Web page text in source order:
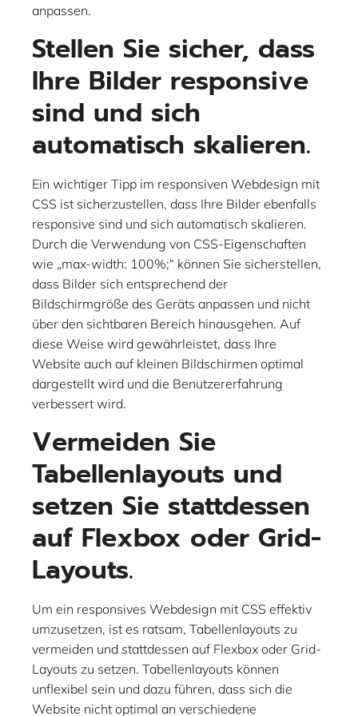
anpassen.
Stellen Sie sicher, dass
Ihre Bilder responsive
sind und sich
automatisch skalieren.
Ein wichtiger Tipp im responsiven Webdesign mit
CSS ist sicherzustellen, dass Ihre Bilder ebenfalls
responsive sind und sich automatisch skalieren.
Durch die Verwendung von CSS-Eigenschaften
wie „max-width: 100%;“ können Sie sicherstellen,
dass Bilder sich entsprechend der
Bildschirmgröße des Geräts anpassen und nicht
über den sichtbaren Bereich hinausgehen. Auf
diese Weise wird gewährleistet, dass Ihre
Website auch auf kleinen Bildschirmen optimal
dargestellt wird und die Benutzererfahrung
verbessert wird.
Vermeiden Sie
Tabellenlayouts und
setzen Sie stattdessen
auf Flexbox oder Grid-
Layouts.
Um ein responsives Webdesign mit CSS effektiv
umzusetzen, ist es ratsam, Tabellenlayouts zu
vermeiden und stattdessen auf Flexbox oder Grid-
Layouts zu setzen. Tabellenlayouts können
unflexibel sein und dazu führen, dass sich die
Website nicht optimal an verschiedene